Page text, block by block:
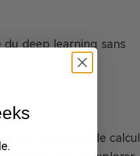
deep learning sans
de puissance de calcul